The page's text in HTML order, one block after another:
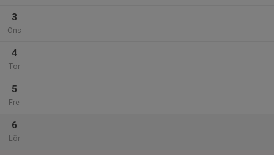
3
Ons
4
Tor
5
Fre
6
Lör